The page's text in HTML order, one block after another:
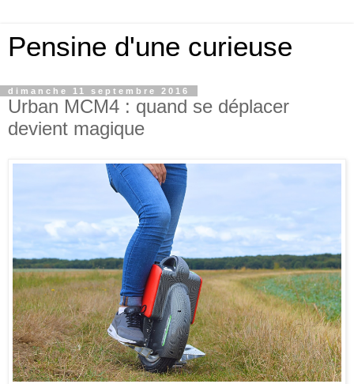
Pensine d'une curieuse
dimanche 11 septembre 2016
Urban MCM4 : quand se déplacer
devient magique